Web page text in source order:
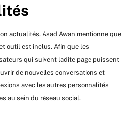
actualités, Asad Awan mentionne que
outil est inclus. Afin que les
qui suivent ladite page puissent
de nouvelles conversations et
avec les autres personnalités
au sein du réseau social.